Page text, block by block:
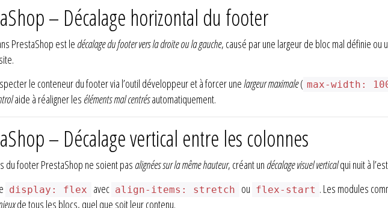
– Décalage horizontal du footer
PrestaShop est le décalage du footer vers la droite ou la gauche, causé par une largeur de bloc mal définie ou
le conteneur du footer via l’outil développeur et à forcer unelargeur maximale( max-width:
aide à réaligner les éléments mal centrésautomatiquement.
– Décalage vertical entre les colonnes
du footer PrestaShop ne soient pas alignées sur la même hauteur, créant un décalage visuel verticalqui nuit à
display: flex avec align-items: stretch ou flex-start . Les modules
de tous les blocs, quel que soit leur contenu.